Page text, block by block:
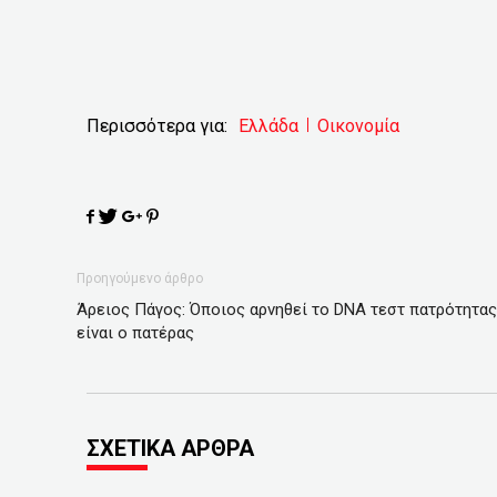
Περισσότερα για: Ελλάδα Οικονομία
Προηγούμενο άρθρο
Άρειος Πάγος: Όποιος αρνηθεί το DNA τεστ
είναι ο πατέρας
ΣΧΕΤΙΚΑ ΑΡΘΡΑ